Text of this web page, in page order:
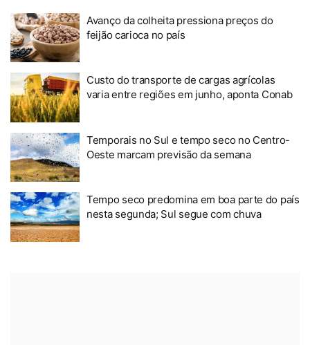
Avanço da colheita pressiona preços do
feijão carioca no país
Custo do transporte de cargas agrícolas
varia entre regiões em junho, aponta Conab
Temporais no Sul e tempo seco no Centro-
Oeste marcam previsão da semana
Tempo seco predomina em boa parte do país
nesta segunda; Sul segue com chuva